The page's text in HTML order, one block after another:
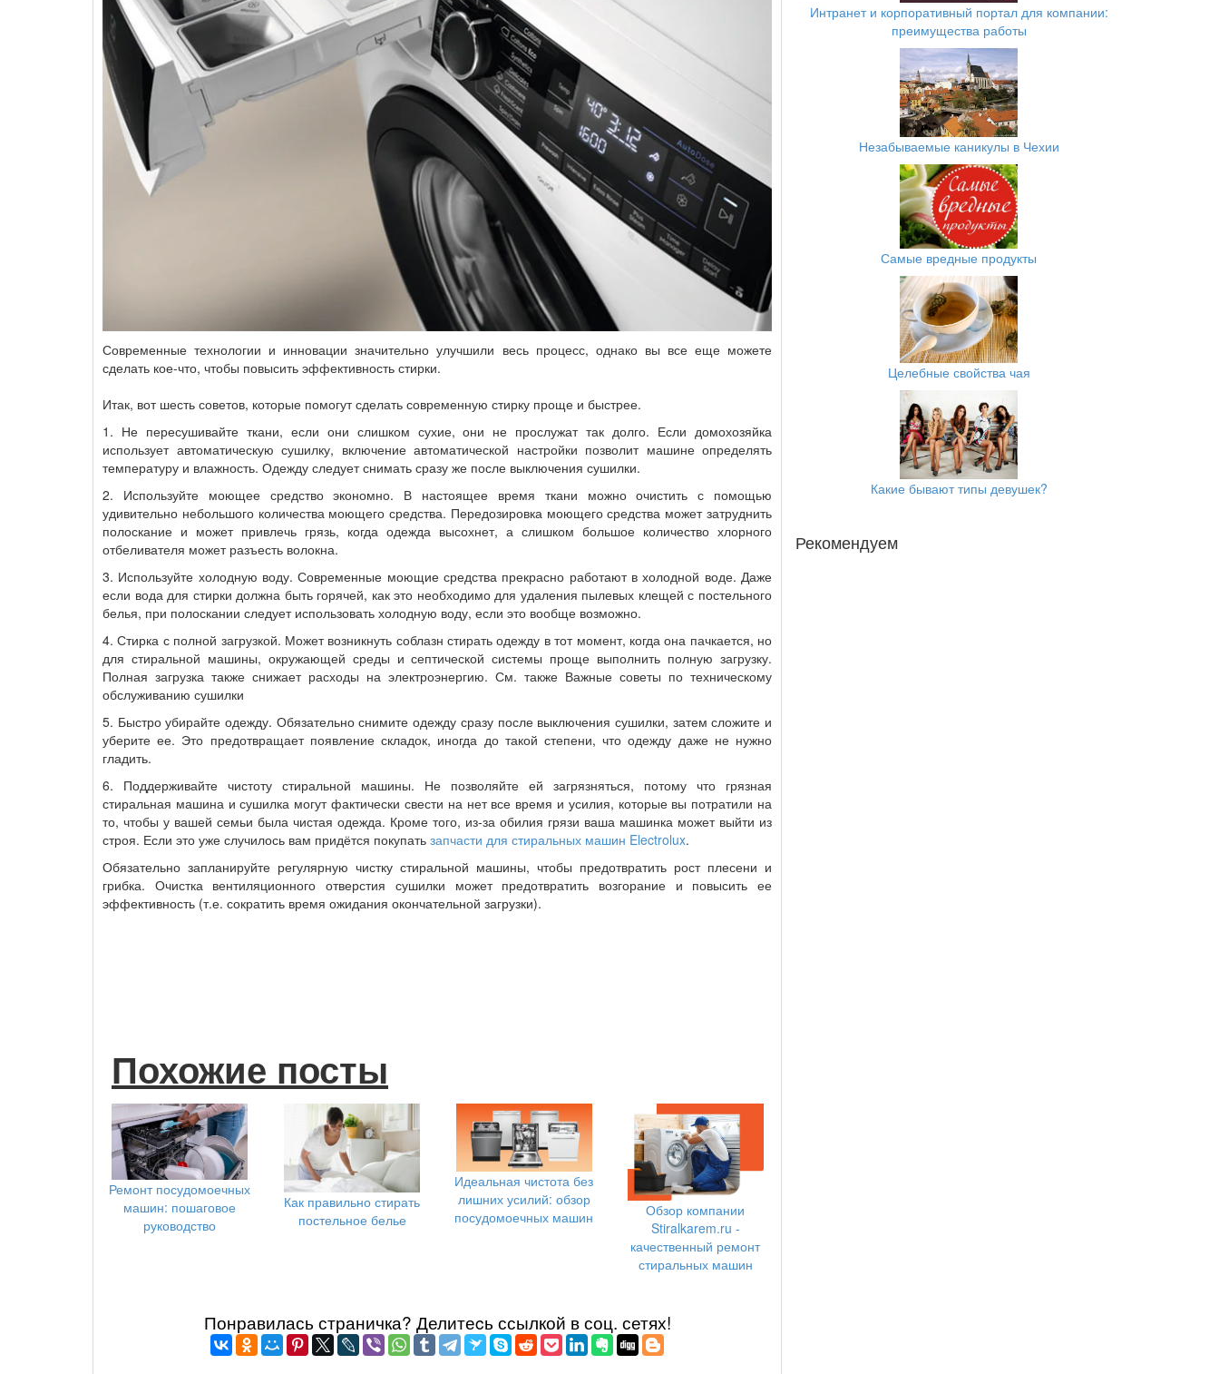
Современные технологии и инновации значительно улучшили весь процесс, однако вы все еще можете
сделать кое-что, чтобы повысить эффективность стирки.
Итак, вот шесть советов, которые помогут сделать современную стирку проще и быстрее.
1. Не пересушивайте ткани, если они слишком сухие, они не прослужат так долго. Если домохозяйка
использует автоматическую сушилку, включение автоматической настройки позволит машине определять
температуру и влажность. Одежду следует снимать сразу же после выключения сушилки.
2. Используйте моющее средство экономно. В настоящее время ткани можно очистить с помощью
удивительно небольшого количества моющего средства. Передозировка моющего средства может затруднить
полоскание и может привлечь грязь, когда одежда высохнет, а слишком большое количество хлорного
отбеливателя может разъесть волокна.
3. Используйте холодную воду. Современные моющие средства прекрасно работают в холодной воде. Даже
если вода для стирки должна быть горячей, как это необходимо для удаления пылевых клещей с постельного
белья, при полоскании следует использовать холодную воду, если это вообще возможно.
4. Стирка с полной загрузкой. Может возникнуть соблазн стирать одежду в тот момент, когда она пачкается, но
для стиральной машины, окружающей среды и септической системы проще выполнить полную загрузку.
Полная загрузка также снижает расходы на электроэнергию. См. также Важные советы по техническому
обслуживанию сушилки
5. Быстро убирайте одежду. Обязательно снимите одежду сразу после выключения сушилки, затем сложите и
уберите ее. Это предотвращает появление складок, иногда до такой степени, что одежду даже не нужно
гладить.
6. Поддерживайте чистоту стиральной машины. Не позволяйте ей загрязняться, потому что грязная
стиральная машина и сушилка могут фактически свести на нет все время и усилия, которые вы потратили на
то, чтобы у вашей семьи была чистая одежда. Кроме того, из-за обилия грязи ваша машинка может выйти из
строя. Если это уже случилось вам придётся покупать запчасти для стиральных машин Electrolux.
Обязательно запланируйте регулярную чистку стиральной машины, чтобы предотвратить рост плесени и
грибка. Очистка вентиляционного отверстия сушилки может предотвратить возгорание и повысить ее
эффективность (т.е. сократить время ожидания окончательной загрузки).
Похожие посты
Ремонт посудомоечных
машин: пошаговое
руководство
Как правильно стирать
постельное белье
Идеальная чистота без
лишних усилий: обзор
посудомоечных машин
Обзор компании
Stiralkarem.ru -
качественный ремонт
стиральных машин
Понравилась страничка? Делитеcь ссылкой в соц. сетях!
Интранет и корпоративный портал для компании:
преимущества работы
Незабываемые каникулы в Чехии
Самые вредные продукты
Целебные свойства чая
Какие бывают типы девушек?
Рекомендуем